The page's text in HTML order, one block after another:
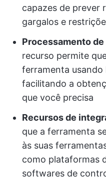
capazes de prever
gargalos e
Processamento
recurso permite
ferramenta usando
facilitando a
que você precisa
Recursos de
que a ferramenta
às suas
como plataformas
softwares de